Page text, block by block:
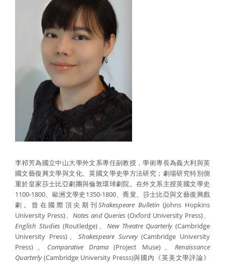
李祁芳為國立中山大學外文系專任副教授，學術專長為義大利與英
國文藝復興文學與文化、英國文學史學方法研究；劇場研究特別側
重於皇家莎士比亞劇團與倫敦環球劇院。在外文系主授英國文學史
1100-1800、歐洲文學史1350-1800、喬叟、莎士比亞與文藝復興戲
劇。曾在國際頂尖期刊Shakespeare Bulletin (Johns Hopkins
University Press)、 Notes and Queries(Oxford University Press)、
English Studies (Routledge)、 New Theatre Quarterly(Cambridge
University Press)、 Shakespeare Survey(Cambridge University
Press)、 Comparative Drama(Project Muse)、Renaissance
Quarterly(Cambridge University Presss)與國內《英美文學評論》